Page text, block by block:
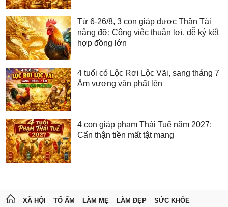
Từ 6-26/8, 3 con giáp được Thần Tài
nâng đỡ: Công việc thuận lợi, dễ ký kết
hợp đồng lớn
4 tuổi có Lộc Rơi Lộc Vãi, sang tháng 7
Âm vượng vận phất lên
4 con giáp phạm Thái Tuế năm 2027:
Cẩn thận tiền mất tật mang
XÃ HỘI TỔ ẤM LÀM MẸ LÀM ĐẸP SỨC KHỎE